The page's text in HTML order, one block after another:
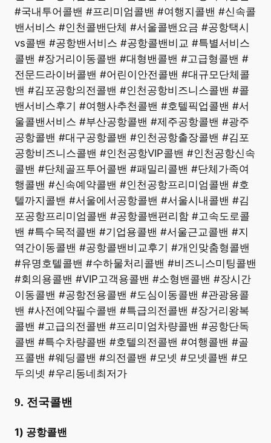
#국내투어콜밴 #프리미엄콜밴 #여행지콜밴 #신속콜
밴서비스 #인천콜밴단체 #서울콜밴요금 #공항택시
vs콜밴 #공항밴서비스 #공항콜밴비교 #특별서비스
콜밴 #장거리이동콜밴 #대형밴콜밴 #고급형콜밴 #
전문드라이버콜밴 #어린이안전콜밴 #대규모단체콜
밴 #김포공항의전콜밴 #인천공항비즈니스콜밴 #콜
밴서비스후기 #여행사추천콜밴 #호텔픽업콜밴 #서
울콜밴서비스 #부산공항콜밴 #제주공항콜밴 #광주
공항콜밴 #대구공항콜밴 #인천공항출장콜밴 #김포
공항비즈니스콜밴 #인천공항VIP콜밴 #인천공항신속
콜밴 #단체골프투어콜밴 #패밀리콜밴 #단체가족여
행콜밴 #신속예약콜밴 #인천공항프리미엄콜밴 #호
텔까지콜밴 #서울에서공항콜밴 #서울시내콜밴 #김
포공항프리미엄콜밴 #공항콜밴편리함 #고속도로콜
밴 #특수목적콜밴 #기업용콜밴 #서울근교콜밴 #지
역간이동콜밴 #공항콜밴비교후기 #개인맞춤형콜밴
#유명호텔콜밴 #수하물처리콜밴 #비즈니스미팅콜밴
#회의용콜밴 #VIP고객용콜밴 #소형밴콜밴 #장시간
이동콜밴 #공항전용콜밴 #도심이동콜밴 #관광용콜
밴 #사전예약필수콜밴 #특급의전콜밴 #장거리왕복
콜밴 #고급의전콜밴 #프리미엄차량콜밴 #공항단독
콜밴 #특수차량콜밴 #호텔의전콜밴 #여행콜밴 #골
프콜밴 #웨딩콜밴 #의전콜밴 #모넷 #모넷콜밴 #모
두의넷 #우리동네최저가
9. 전국콜밴
1) 공항콜밴